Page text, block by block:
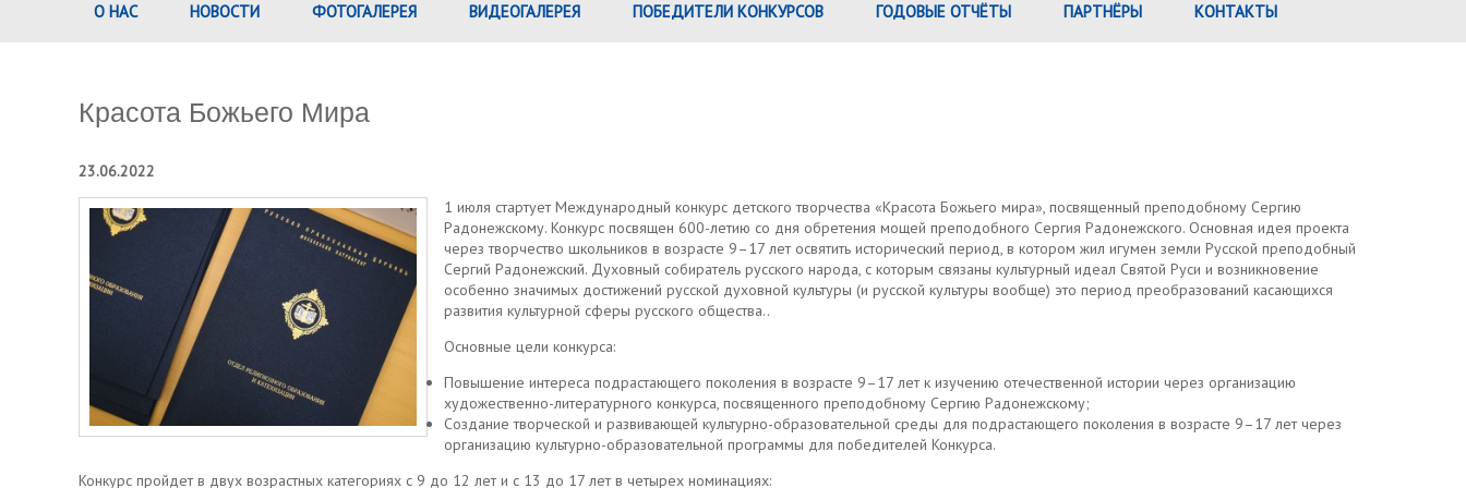
О НАС НОВОСТИ ФОТОГАЛЕРЕЯ ВИДЕОГАЛЕРЕЯ ПОБЕДИТЕЛИ КОНКУРСОВ ГОДОВЫЕ ОТЧЁТЫ ПАРТНЁРЫ КОНТАКТЫ
Красота Божьего Мира
23.06.2022
1 июля стартует Международный конкурс детского творчества «Красота Божьего мира», посвященный преподобному Сергию
Радонежскому. Конкурс посвящен 600-летию со дня обретения мощей преподобного Сергия Радонежского. Основная идея проекта
через творчество школьников в возрасте 9–17 лет освятить исторический период, в котором жил игумен земли Русской преподобный
Сергий Радонежский. Духовный собиратель русского народа, с которым связаны культурный идеал Святой Руси и возникновение
особенно значимых достижений русской духовной культуры (и русской культуры вообще) это период преобразований касающихся
развития культурной сферы русского общества..
Основные цели конкурса:
Повышение интереса подрастающего поколения в возрасте 9–17 лет к изучению отечественной истории через организацию
художественно-литературного конкурса, посвященного преподобному Сергию Радонежскому;
Создание творческой и развивающей культурно-образовательной среды для подрастающего поколения в возрасте 9–17 лет через
организацию культурно-образовательной программы для победителей Конкурса.
Конкурс пройдет в двух возрастных категориях с 9 до 12 лет и с 13 до 17 лет в четырех номинациях: